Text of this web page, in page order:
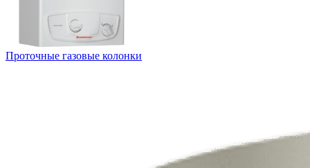
Проточные газовые колонки